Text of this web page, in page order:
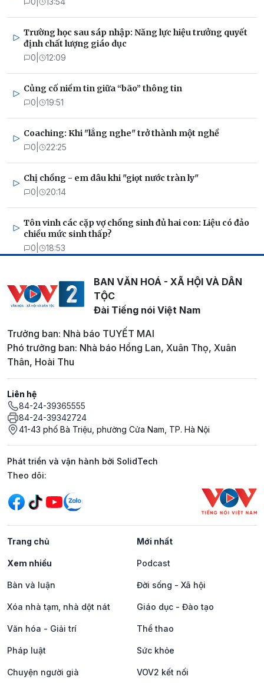
Trường học sau sáp nhập: Năng lực hiệu trưởng quyết
định chất lượng giáo dục
0 12:09
Củng cố niềm tin giữa “bão” thông tin
0 19:51
Coaching: Khi "lắng nghe" trở thành một nghề
0 22:25
Chị chồng - em dâu khi "giọt nước tràn ly"
0 20:14
Tôn vinh các cặp vợ chồng sinh đủ hai con: Liệu có đảo
chiều mức sinh thấp?
0 18:53
BAN VĂN HOÁ - XÃ HỘI VÀ DÂN
TỘC
Đài Tiếng nói Việt Nam
Trưởng ban: Nhà báo TUYẾT MAI
Phó trưởng ban: Nhà báo Hồng Lan, Xuân Thọ, Xuân
Thân, Hoài Thu
Liên hệ
84-24-39365555
84-24-39342724
41-43 phố Bà Triệu, phường Cửa Nam, TP. Hà Nội
Phát triển và vận hành bởi SolidTech
Mạng xã hội
Theo dõi:
Trang chủ Mới nhất
Xem nhiều Podcast
Bàn và luận Đời sống - Xã hội
Xóa nhà tạm, nhà dột nát Giáo dục - Đào tạo
Văn hóa - Giải trí Thể thao
Pháp luật Sức khỏe
Chuyện người già VOV2 kết nối